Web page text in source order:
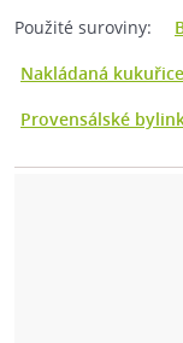
Použité suroviny:
Nakládaná kukuřice
Provensálské